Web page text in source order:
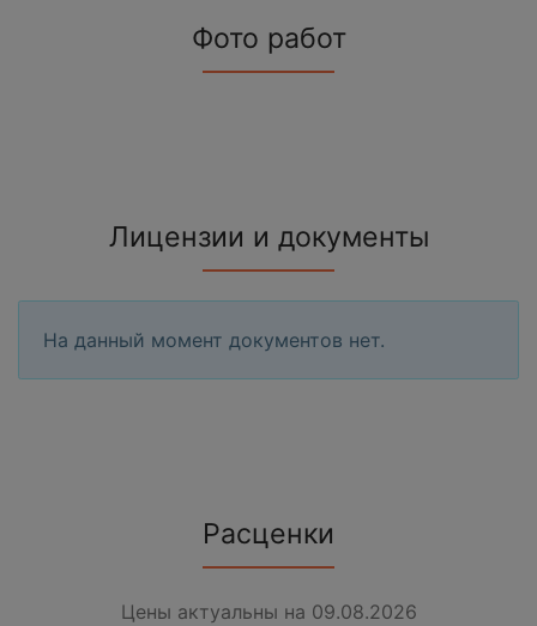
Фото работ
Лицензии и документы
На данный момент документов нет.
Расценки
Цены актуальны на 09.08.2026